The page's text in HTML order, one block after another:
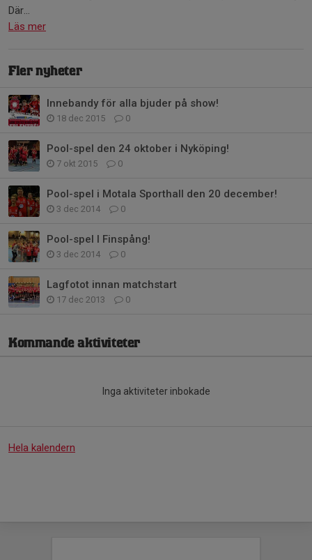
Där...
Läs mer
Fler nyheter
Innebandy för alla bjuder på show!
18 dec 2015 0
Pool-spel den 24 oktober i Nyköping!
7 okt 2015 0
Pool-spel i Motala Sporthall den 20 december!
3 dec 2014 0
Pool-spel I Finspång!
3 dec 2014 0
Lagfotot innan matchstart
17 dec 2013 0
Kommande aktiviteter
Inga aktiviteter inbokade
Hela kalendern